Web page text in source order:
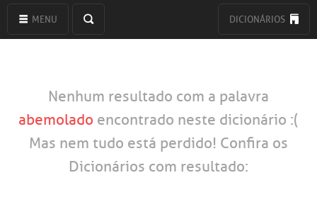
MENU DICIONÁRIOS
Nenhum resultado com a palavra
abemolado encontrado neste dicionário :(
Mas nem tudo está perdido! Confira os
Dicionários com resultado: